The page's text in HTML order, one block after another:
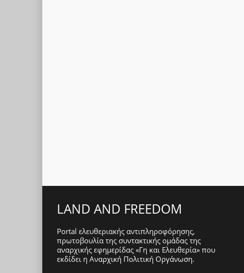
LAND AND FREEDOM
Portal ελευθεριακής αντιπληροφόρησης,
πρωτοβουλία της συντακτικής ομάδας της
αναρχικής εφημερίδας «Γη και Ελευθερία» που
εκδίδει η Αναρχική Πολιτική Οργάνωση.